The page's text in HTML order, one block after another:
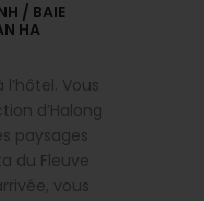
/ BAIE
HA
Vous
d’Halong
paysages
du Fleuve
vous